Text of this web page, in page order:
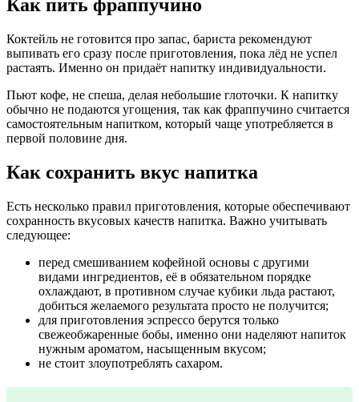
Как пить фраппучино
Коктейль не готовится про запас, бариста рекомендуют
выпивать его сразу после приготовления, пока лёд не успел
растаять. Именно он придаёт напитку индивидуальности.
Пьют кофе, не спеша, делая небольшие глоточки. К напитку
обычно не подаются угощения, так как фраппучино считается
самостоятельным напитком, который чаще употребляется в
первой половине дня.
Как сохранить вкус напитка
Есть несколько правил приготовления, которые обеспечивают
сохранность вкусовых качеств напитка. Важно учитывать
следующее:
перед смешиванием кофейной основы с другими
видами ингредиентов, её в обязательном порядке
охлаждают, в противном случае кубики льда растают,
добиться желаемого результата просто не получится;
для приготовления эспрессо берутся только
свежеобжаренные бобы, именно они наделяют напиток
нужным ароматом, насыщенным вкусом;
не стоит злоупотреблять сахаром.